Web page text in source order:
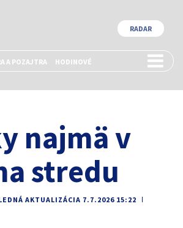
A POZAJTRA HODINOVÉ
RADAR
najmä v
stredu
AKTUALIZÁCIA 7.7.2026 15:22
ǀ